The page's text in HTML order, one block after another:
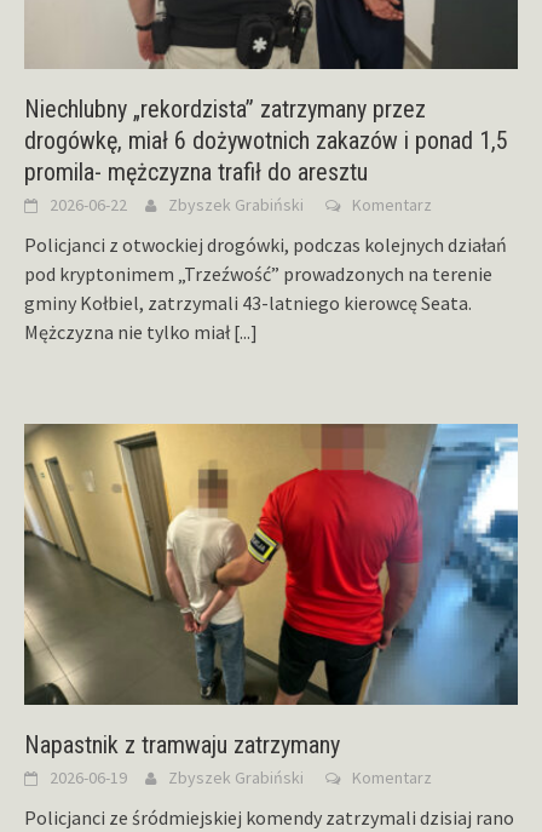
Niechlubny „rekordzista” zatrzymany przez
drogówkę, miał 6 dożywotnich zakazów i ponad 1,5
promila- mężczyzna trafił do aresztu
2026-06-22 Zbyszek Grabiński Komentarz
Policjanci z otwockiej drogówki, podczas kolejnych działań
pod kryptonimem „Trzeźwość” prowadzonych na terenie
gminy Kołbiel, zatrzymali 43-latniego kierowcę Seata.
Mężczyzna nie tylko miał[...]
Napastnik z tramwaju zatrzymany
2026-06-19 Zbyszek Grabiński Komentarz
Policjanci ze śródmiejskiej komendy zatrzymali dzisiaj rano